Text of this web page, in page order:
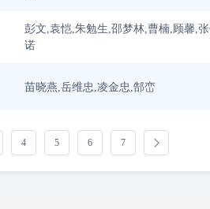
彭文,袁恺,朱勉生,邵梦林,曹楠,顾馨,
诺
苗晓燕,岳维忠,凌金忠,郜峦
4 5 6 7